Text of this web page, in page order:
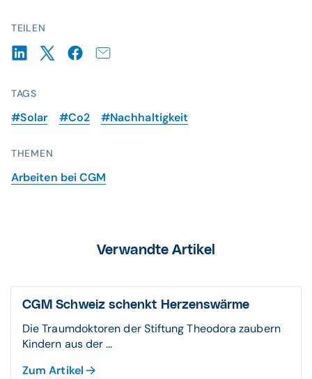
TEILEN
TAGS
#Solar #Co2 #Nachhaltigkeit
THEMEN
Arbeiten bei CGM
Verwandte Artikel
CGM Schweiz schenkt Herzens­wärme
Die Traumdoktoren der Stiftung Theodora zaubern
Kindern aus der ...
Zum Artikel